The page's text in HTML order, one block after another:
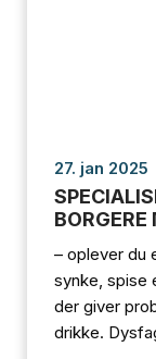
27. jan 2025
BORGERE
– oplever du
synke, spise
der giver
drikke.